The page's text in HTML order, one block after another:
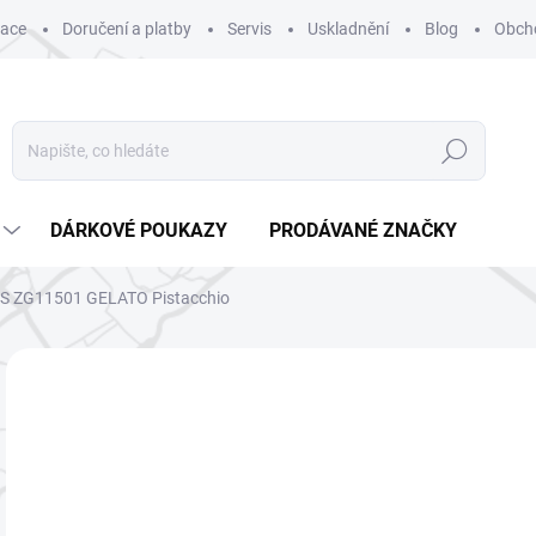
Doručení a platby Servis Uskladnění Blog
Hledat
DÁRKOVÉ POUKAZY PRODÁVANÉ ZNAČKY
ZG11501 GELATO Pistacchio